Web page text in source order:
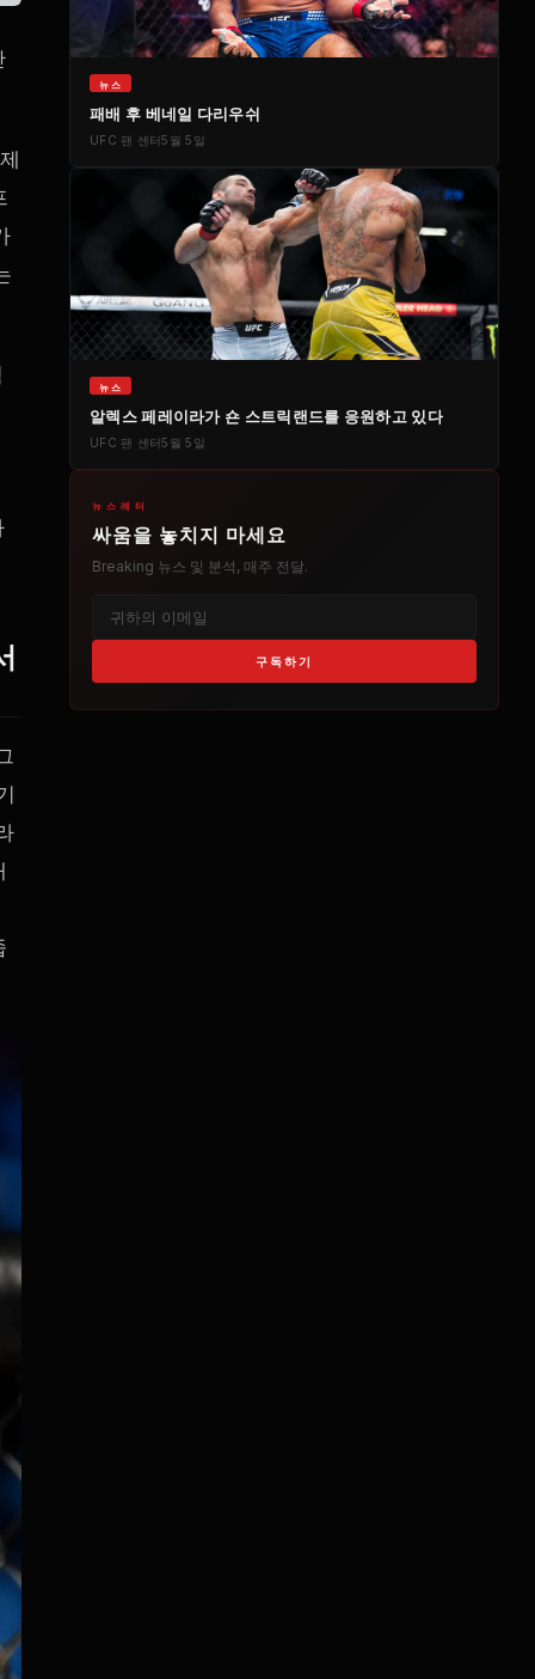
뉴스
패배 후 베네일 다리우쉬
UFC 팬 센터5월 5일
뉴스
알렉스 페레이라가 숀 스트릭랜드를 응원하고 있다
UFC 팬 센터5월 5일
뉴스레터
싸움을 놓치지 마세요
Breaking 뉴스 및 분석, 매주 전달.
구독하기